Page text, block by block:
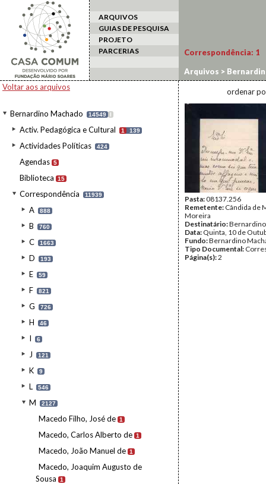
ARQUIVOS
GUIAS DE PESQUISA
PROJETO
PARCERIAS
Voltar aos arquivos
Bernardino Machado 14549 I
Activ. Pedagógica e Cultural 1 139
Actividades Políticas 424
Agendas 5
Biblioteca 15
Correspondência 11939
A 888
B 760
C 1663
D 193
E 59
F 821
G 726
H 46
I 6
J 121
K 9
L 546
M 2127
Macedo Filho, José de 1
Macedo, Carlos Alberto de 1
Macedo, João Manuel de 1
Macedo, Joaquim Augusto de
Sousa
1
Correspondência: 1
Arquivos >
ordenar
Pasta:08137.256
Remetente: Cândida de
Moreira
Destinatário:
Data: Quinta, 10 de
Fundo:Bernardino
Tipo Documental:
Página(s):2